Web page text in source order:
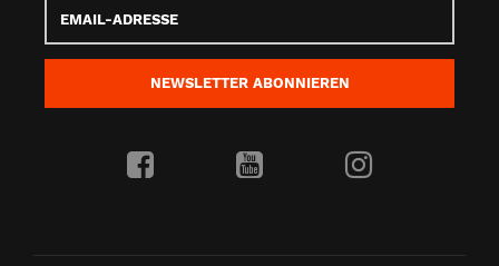
Adresse
NEWSLETTER ABONNIEREN